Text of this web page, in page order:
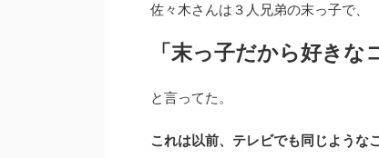
佐々木さんは３人兄弟の末っ子で、
「末っ子だから好きな
と言ってた。
これは以前、テレビでも同じような